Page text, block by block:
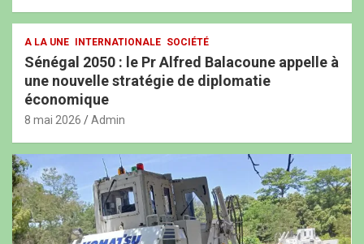
A LA UNE INTERNATIONALE SOCIÉTÉ
Sénégal 2050 : le Pr Alfred Balacoune appelle à
une nouvelle stratégie de diplomatie
économique
8 mai 2026 Admin